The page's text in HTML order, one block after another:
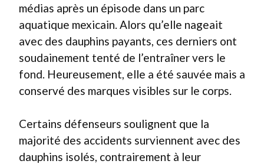
médias après un épisode dans un parc
aquatique mexicain. Alors qu’elle nageait
avec des dauphins payants, ces derniers ont
soudainement tenté de l’entraîner vers le
fond. Heureusement, elle a été sauvée mais a
conservé des marques visibles sur le corps.
Certains défenseurs soulignent que la
majorité des accidents surviennent avec des
dauphins isolés, contrairement à leur